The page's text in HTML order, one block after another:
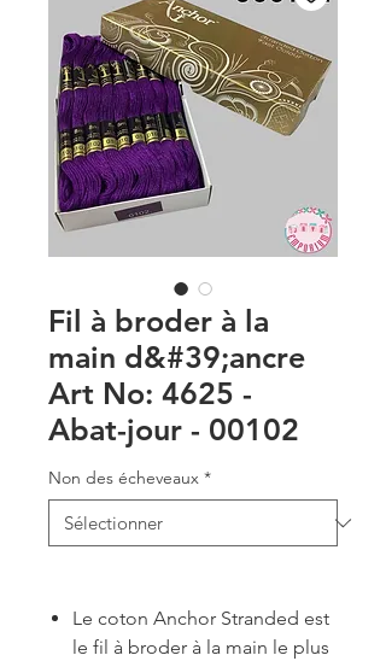
Fil à broder à la
main d&#39;ancre
Art No: 4625 -
Abat-jour - 00102
Non des écheveaux *
Le coton Anchor Stranded est
le fil à broder à la main le plus